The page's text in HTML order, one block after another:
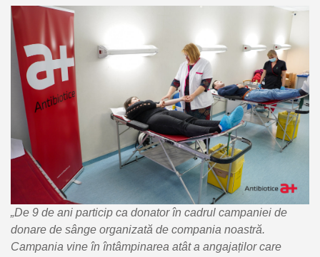
„De 9 de ani particip ca donator în cadrul campaniei de
donare de sânge organizată de compania noastră.
Campania vine în întâmpinarea atât a angajaților care